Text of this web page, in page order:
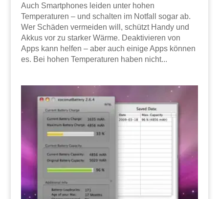
Auch Smartphones leiden unter hohen
Temperaturen – und schalten im Notfall sogar ab.
Wer Schäden vermeiden will, schützt Handy und
Akkus vor zu starker Wärme. Deaktivieren von
Apps kann helfen – aber auch einige Apps können
es. Bei hohen Temperaturen haben nicht...